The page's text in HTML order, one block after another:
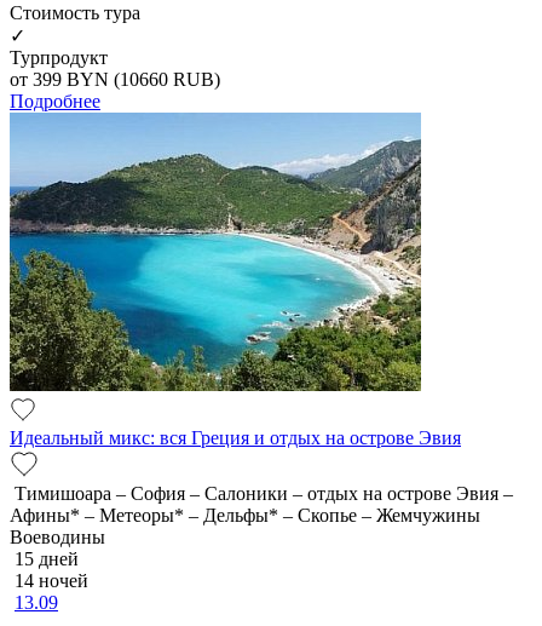
Cтоимость тура
✓
Турпродукт
от 399 BYN (10660 RUB)
Подробнее
Идеальный микс: вся Греция и отдых на острове Эвия
Тимишоара – София – Салоники – отдых на острове Эвия –
Афины* – Метеоры* – Дельфы* – Скопье – Жемчужины
Воеводины
15 дней
14 ночей
13.09